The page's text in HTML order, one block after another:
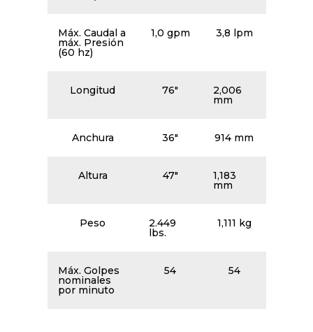
Máx. Caudal a
máx. Presión
(60 hz)
1,0 gpm 3,8 lpm
Longitud 76″ 2,006
mm
Anchura 36″ 914 mm
Altura 47″ 1,183
mm
Peso 2.449
lbs.
1,111 kg
Máx. Golpes
nominales
por minuto
54 54